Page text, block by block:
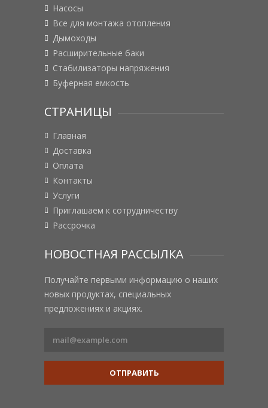
Насосы
Все для монтажа отопления
Дымоходы
Расширительные баки
Стабилизаторы напряжения
Буферная емкость
СТРАНИЦЫ
Главная
Доставка
Оплата
Контакты
Услуги
Приглашаем к сотрудничеству
Рассрочка
НОВОСТНАЯ РАССЫЛКА
Получайте первыми информацию о наших
новых продуктах, специальных
предложениях и акциях.
ОТПРАВИТЬ